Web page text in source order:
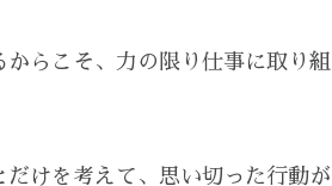
らこそ、力の限り仕事に取り組
けを考えて、思い切った行動が